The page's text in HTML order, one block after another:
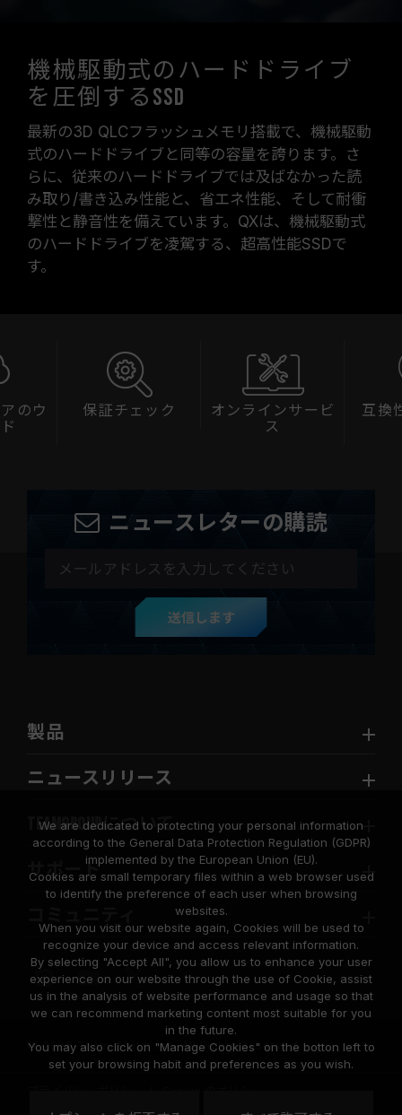
機械駆動式のハードドライブ
を圧倒するSSD
最新の3D QLCフラッシュメモリ搭載で、機械駆動
式のハードドライブと同等の容量を誇ります。さ
らに、従来のハードドライブでは及ばなかった読
み取り/書き込み性能と、省エネ性能、そして耐衝
撃性と静音性を備えています。QXは、機械駆動式
のハードドライブを凌駕する、超高性能SSDで
す。
のウ
保証チェック
オンラインサービ
ス
互換
ニュースレターの購読
送信します
製品
ニュースリリース
TEAMGROUPについて
サポート
© 2026 Team Group Inc. All Rights Reserved.
We are dedicated to protecting your personal information
according to the General Data Protection Regulation (GDPR)
implemented by the European Union (EU).
Cookies are small temporary files within a web browser used
to identify the preference of each user when browsing
websites.
When you visit our website again, Cookies will be used to
recognize your device and access relevant information.
By selecting "Accept All", you allow us to enhance your user
experience on our website through the use of Cookie, assist
us in the analysis of website performance and usage so that
we can recommend marketing content most suitable for you
in the future.
You may also click on "Manage Cookies" on the botton left to
set your browsing habit and preferences as you wish.